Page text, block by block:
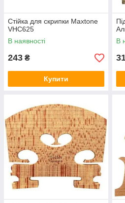
Стійка для скрипки Maxtone
VHC625
В наявності
243 ₴
Купити
В